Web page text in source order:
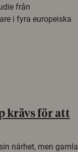
från
i fyra europeiska
krävs för att
närhet, men gamla